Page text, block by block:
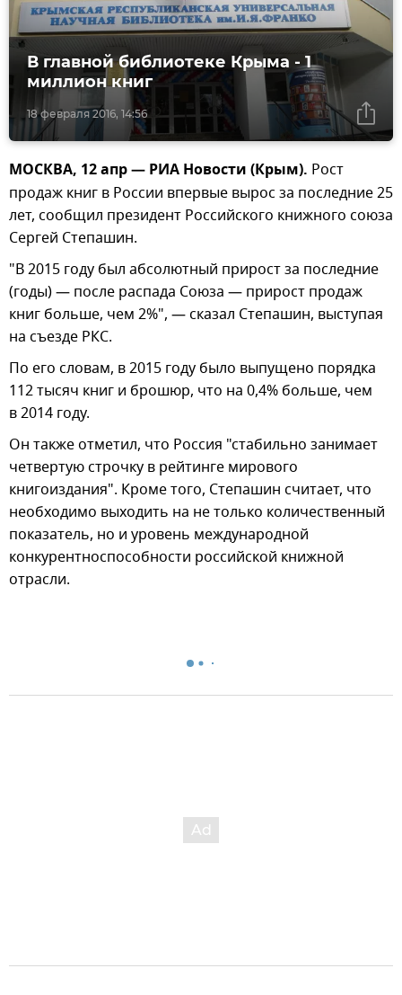
18 февраля 2016, 14:56
В главной библиотеке Крыма - 1
миллион книг
МОСКВА, 12 апр — РИА Новости (Крым). Рост
продаж книг в России впервые вырос за последние 25
лет, сообщил президент Российского книжного союза
Сергей Степашин.
"В 2015 году был абсолютный прирост за последние
(годы) — после распада Союза — прирост продаж
книг больше, чем 2%", — сказал Степашин, выступая
на съезде РКС.
По его словам, в 2015 году было выпущено порядка
112 тысяч книг и брошюр, что на 0,4% больше, чем
в 2014 году.
Он также отметил, что Россия "стабильно занимает
четвертую строчку в рейтинге мирового
книгоиздания". Кроме того, Степашин считает, что
необходимо выходить на не только количественный
показатель, но и уровень международной
конкурентноспособности российской книжной
отрасли.